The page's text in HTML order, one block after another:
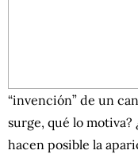
“invención” de un
surge, qué lo motiva?
hacen posible la